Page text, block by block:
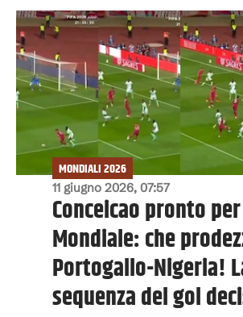
11 giugno 2026, 07:57
MONDIALI 2026
Conceicao pronto
Mondiale: che
Portogallo-Nigeria!
sequenza del gol